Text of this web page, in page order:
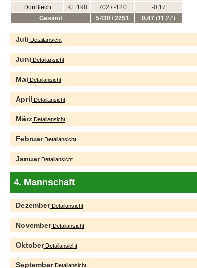
DonBlech
KL 198 702 / -120
-0,17
Gesamt
5430 / 2251 0,47 (11,27)
Juli Detailansicht
Juni Detailansicht
Mai Detailansicht
April Detailansicht
MärzDetailansicht
FebruarDetailansicht
JanuarDetailansicht
4. Mannschaft
DezemberDetailansicht
NovemberDetailansicht
OktoberDetailansicht
SeptemberDetailansicht